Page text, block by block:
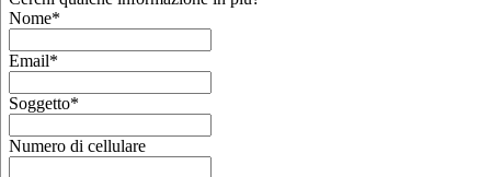
Nome*
Email*
Soggetto*
Numero di cellulare